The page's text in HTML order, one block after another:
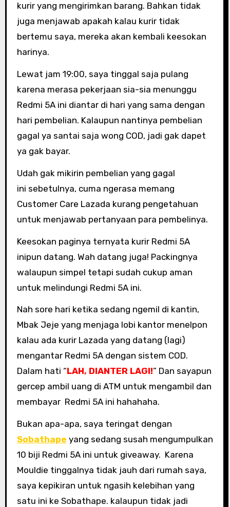
kurir yang mengirimkan barang. Bahkan tidak
juga menjawab apakah kalau kurir tidak
bertemu saya, mereka akan kembali keesokan
harinya.
Lewat jam 19:00, saya tinggal saja pulang
karena merasa pekerjaan sia-sia menunggu
Redmi 5A ini diantar di hari yang sama dengan
hari pembelian. Kalaupun nantinya pembelian
gagal ya santai saja wong COD, jadi gak dapet
ya gak bayar.
Udah gak mikirin pembelian yang gagal
ini sebetulnya, cuma ngerasa memang
Customer Care Lazada kurang pengetahuan
untuk menjawab pertanyaan para pembelinya.
Keesokan paginya ternyata kurir Redmi 5A
inipun datang. Wah datang juga! Packingnya
walaupun simpel tetapi sudah cukup aman
untuk melindungi Redmi 5A ini.
Nah sore hari ketika sedang ngemil di kantin,
Mbak Jeje yang menjaga lobi kantor menelpon
kalau ada kurir Lazada yang datang (lagi)
mengantar Redmi 5A dengan sistem COD.
Dalam hati “LAH, DIANTER LAGI!” Dan sayapun
gercep ambil uang di ATM untuk mengambil dan
membayar Redmi 5A ini hahahaha.
Bukan apa-apa, saya teringat dengan
Sobathape yang sedang susah mengumpulkan
10 biji Redmi 5A ini untuk giveaway. Karena
Mouldie tinggalnya tidak jauh dari rumah saya,
saya kepikiran untuk ngasih kelebihan yang
satu ini ke Sobathape. kalaupun tidak jadi